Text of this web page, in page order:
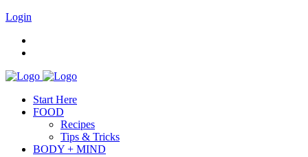
Login
Start Here
FOOD
Recipes
Tips & Tricks
BODY + MIND